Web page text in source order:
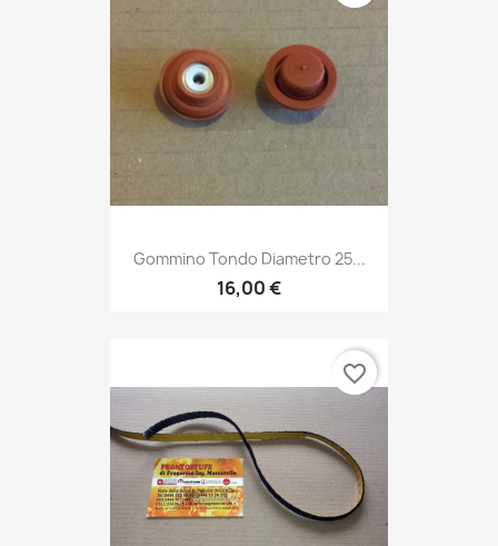
Gommino Tondo Diametro 25...
16,00 €
favorite_border